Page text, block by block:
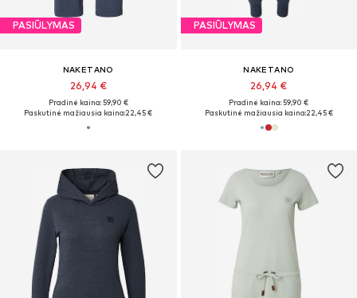
PASIŪLYMAS
NAKETANO
26,94 €
Pradinė kaina: 59,90 €
Paskutinė mažiausia kaina:22,45 €
PASIŪLYMAS
NAKETANO
26,94 €
Pradinė kaina: 59,90 €
Paskutinė mažiausia kaina:22,45 €